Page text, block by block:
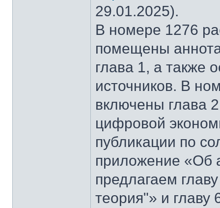
29.01.2025).
В номере 1276
помещены
глава 1, а также
источников. В
включены глава
цифровой
публикации по
приложение «Об
предлагаем
теория"» и главу